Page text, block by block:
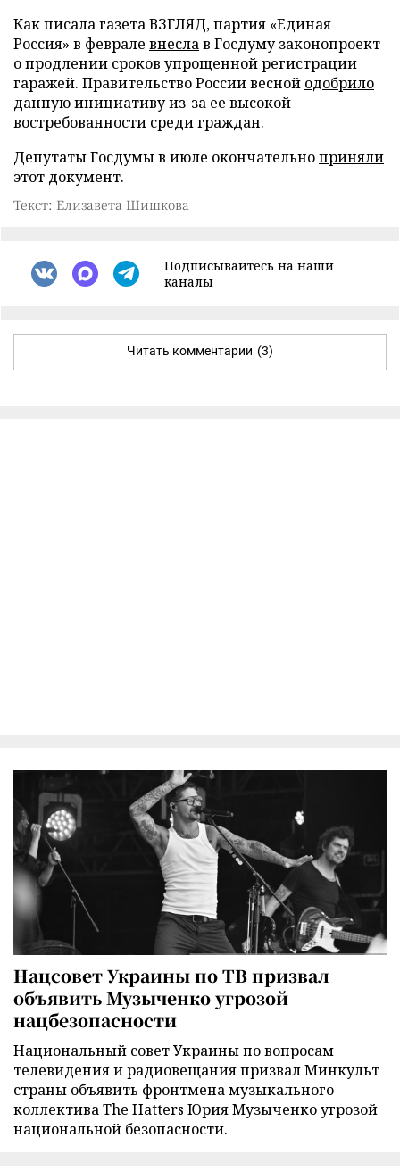
Как писала газета ВЗГЛЯД, партия «Единая
Россия» в феврале внеслав Госдуму законопроект
о продлении сроков упрощенной регистрации
гаражей. Правительство России весной одобрило
данную инициативу из-за ее высокой
востребованности среди граждан.
Депутаты Госдумы в июле окончательноприняли
этот документ.
Текст: Елизавета Шишкова
Подписывайтесь на наши
каналы
Читать комментарии (3)
Нацсовет Украины по ТВ призвал
объявить Музыченко угрозой
нацбезопасности
Национальный совет Украины по вопросам
телевидения и радиовещания призвал Минкульт
страны объявить фронтмена музыкального
коллектива The Hatters Юрия Музыченко угрозой
национальной безопасности.